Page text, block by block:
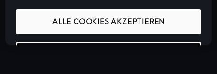
Ateca
Kostenvorteilsrechner
Reichweitenrechner
Over-the-Air Updates
Navigationsupdates
Online-Service Terminvereinbarung
CUPRA Jobbörse
CUPRA Mediacenter
ALLE COOKIES AKZEPTIEREN